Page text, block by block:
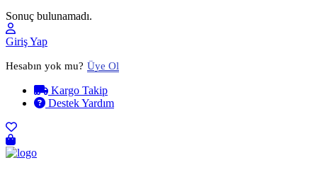
Sonuç bulunamadı.
Giriş Yap
Hesabın yok mu? Üye Ol
Kargo Takip
Destek Yardım